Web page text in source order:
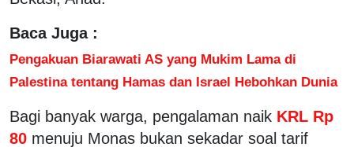
Baca Juga :
Pengakuan Biarawati AS yang Mukim Lama di
Palestina tentang Hamas dan Israel Hebohkan Dunia
Bagi banyak warga, pengalaman naik KRL Rp
80 menuju Monas bukan sekadar soal tarif